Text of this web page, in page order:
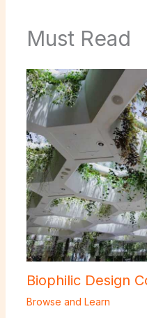
Must Read
Biophilic Design
Browse and Learn